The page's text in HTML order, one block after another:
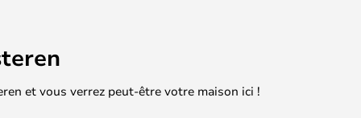
et vous verrez peut-être votre maison ici !